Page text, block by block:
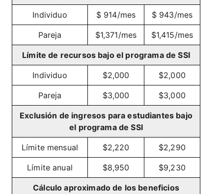
Individuo $ 914/mes $ 943/mes
Pareja $1,371/mes $1,415/mes
Límite de recursos bajo el programa de SSI
Individuo $2,000 $2,000
Pareja $3,000 $3,000
Exclusión de ingresos para estudiantes bajo
el programa de SSI
Límite mensual $2,220 $2,290
Límite anual $8,950 $9,230
Cálculo aproximado de los beneficios